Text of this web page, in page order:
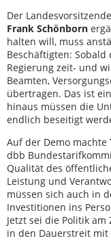
Der
Frank Schönborn
halten will, muss
Beschäftigten: Sobald
Regierung zeit- und
Beamten,
übertragen. Das ist
hinaus müssen die
endlich beseitigt
Auf der Demo machte
dbb
Qualität des
Leistung und
müssen sich auch in
Investitionen ins
Jetzt sei die Politik
in den Dauerstreit